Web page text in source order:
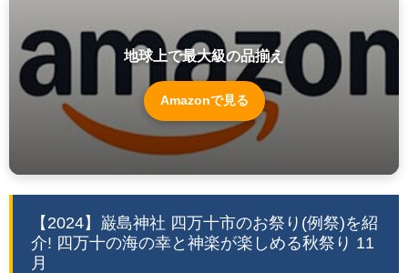
地球上で最大級の品揃え
Amazonで見る
【2024】巌島神社 四万十市のお祭り(例祭)を紹
介! 四万十の海の幸と神楽が楽しめる秋祭り 11
月